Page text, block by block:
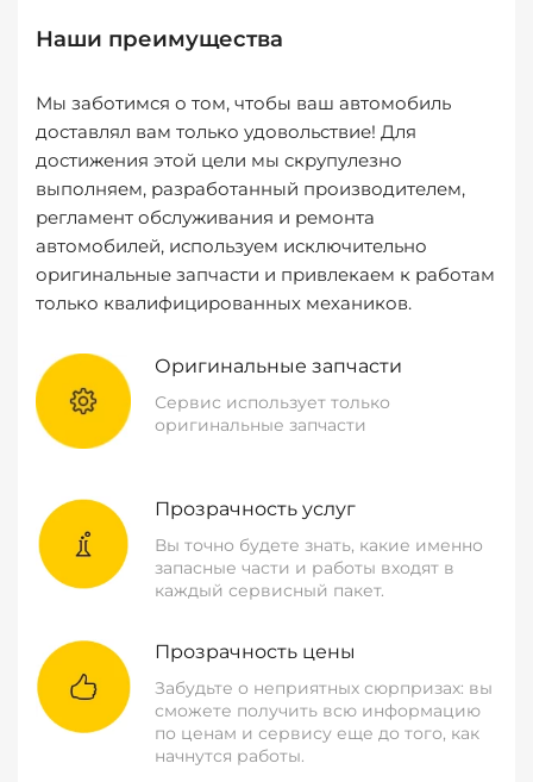
Наши преимущества
Мы заботимся о том, чтобы ваш автомобиль
доставлял вам только удовольствие! Для
достижения этой цели мы скрупулезно
выполняем, разработанный производителем,
регламент обслуживания и ремонта
автомобилей, используем исключительно
оригинальные запчасти и привлекаем к работам
только квалифицированных механиков.
Оригинальные запчасти
Сервис использует только
оригинальные запчасти
Прозрачность услуг
Вы точно будете знать, какие именно
запасные части и работы входят в
каждый сервисный пакет.
Прозрачность цены
Забудьте о неприятных сюрпризах: вы
сможете получить всю информацию
по ценам и сервису еще до того, как
начнутся работы.